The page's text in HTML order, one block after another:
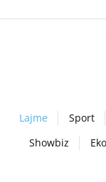
Lajme Sport
Showbiz